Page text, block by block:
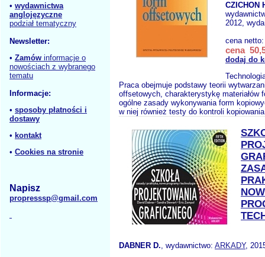
• wydawnictwa
anglojęzyczne
podział tematyczny
Newsletter:
• Zamów informacje o
nowościach z wybranego
tematu
Informacje:
• sposoby płatności i
dostawy
• kontakt
• Cookies na stronie
Napisz
propresssp@gmail.com
CZICHON
2012,
cena
cena
dodaj do
Praca obejmuje podstawy teorii
offsetowych, charakterystykę materiałów
ogólne zasady wykonywania form
w niej również testy do kontroli
DABNER D., wydawnictwo: ARKADY,